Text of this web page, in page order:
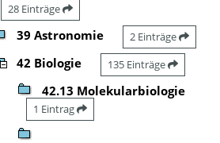
28 Einträge
39 Astronomie 2 Einträge
42 Biologie 135 Einträge
42.13 Molekularbiologie
1 Eintrag